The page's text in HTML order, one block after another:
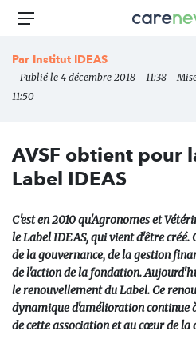
Aller
principal
Carenews,
des
Menu
Par Institut IDEAS
- Publié le 4 décembre 2018 - 11:38 -
11:50
AVSF obtient pour
Label IDEAS
C'est en 2010 qu'Agronomes et
le Label IDEAS, qui vient d'être
de la gouvernance, de la gestion
de l'action de la fondation.
le renouvellement du Label. Ce
dynamique d'amélioration continue
de cette association et au cœur de la